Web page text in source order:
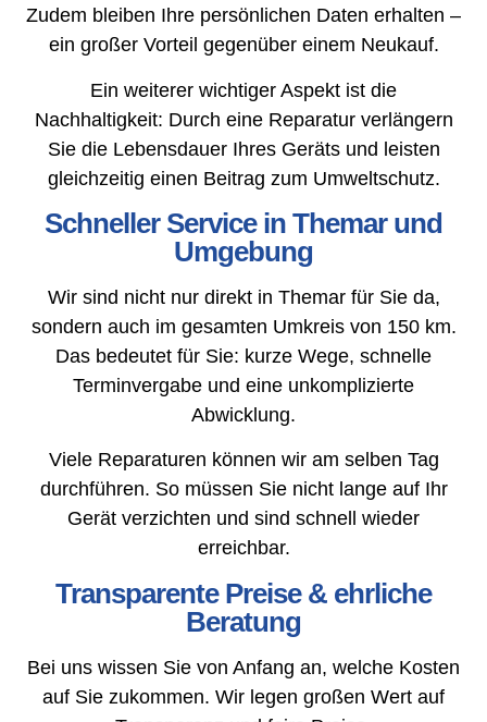
Zudem bleiben Ihre persönlichen Daten erhalten –
ein großer Vorteil gegenüber einem Neukauf.
Ein weiterer wichtiger Aspekt ist die
Nachhaltigkeit: Durch eine Reparatur verlängern
Sie die Lebensdauer Ihres Geräts und leisten
gleichzeitig einen Beitrag zum Umweltschutz.
Schneller Service in Themar und
Umgebung
Wir sind nicht nur direkt in Themar für Sie da,
sondern auch im gesamten Umkreis von 150 km.
Das bedeutet für Sie: kurze Wege, schnelle
Terminvergabe und eine unkomplizierte
Abwicklung.
Viele Reparaturen können wir am selben Tag
durchführen. So müssen Sie nicht lange auf Ihr
Gerät verzichten und sind schnell wieder
erreichbar.
Transparente Preise & ehrliche
Beratung
Bei uns wissen Sie von Anfang an, welche Kosten
auf Sie zukommen. Wir legen großen Wert auf